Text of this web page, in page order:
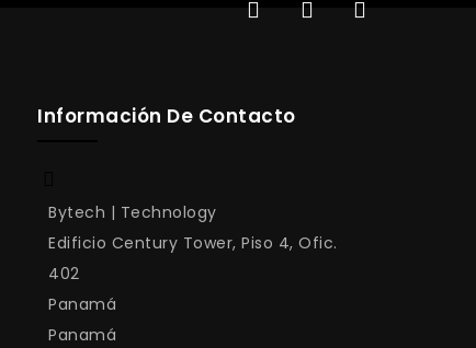
Información De Contacto
Bytech | Technology
Edificio Century Tower, Piso 4, Ofic.
402
Panamá
Panamá